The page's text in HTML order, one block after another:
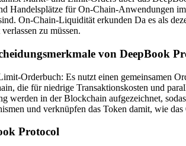
Handelsplätze für On-Chain-Anwendungen
On-Chain-Liquidität erkunden Da es als
zu müssen.
von DeepBook
Orderbuch: Es nutzt einen gemeinsamen
die für niedrige Transaktionskosten und
werden in der Blockchain aufgezeichnet,
und verknüpfen das Token damit, wie
Protocol